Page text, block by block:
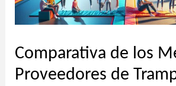
Comparativa de los
Proveedores de